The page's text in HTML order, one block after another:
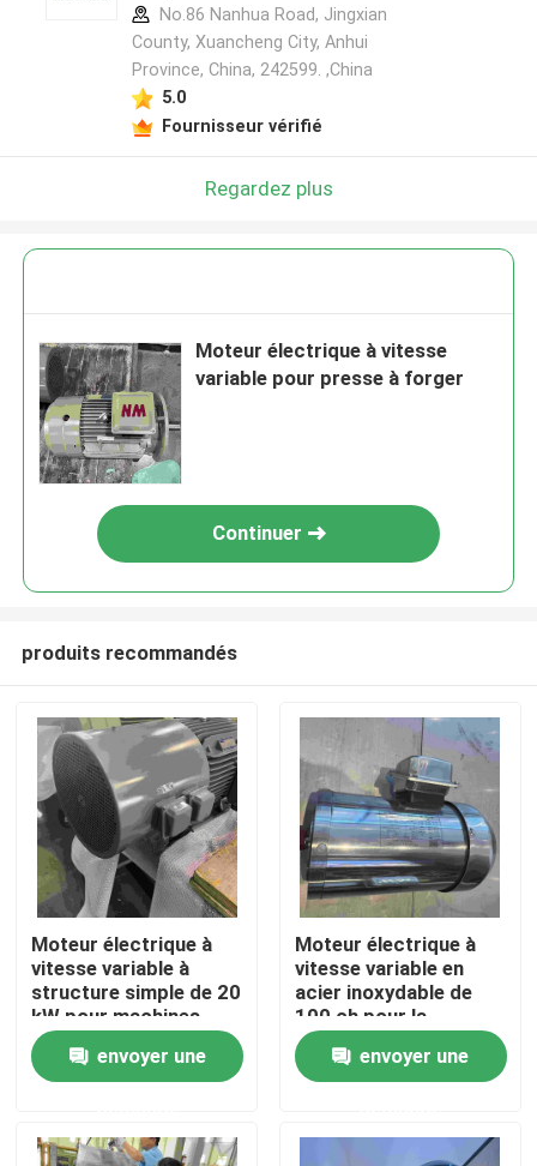
Maison
Produits
Vidéos
No.86 Nanhua Road, Jingxian
County, Xuancheng City, Anhui
Province, China, 242599. ,China
5.0
Fournisseur vérifié
Regardez plus
Moteur électrique à vitesse
variable pour presse à forger
Continuer
produits recommandés
Moteur électrique à
vitesse variable à
structure simple de 20
kW pour machines
d'emballage
envoyer une
Moteur électrique à
vitesse variable en
acier inoxydable de
100 ch pour la
construction
envoyer une